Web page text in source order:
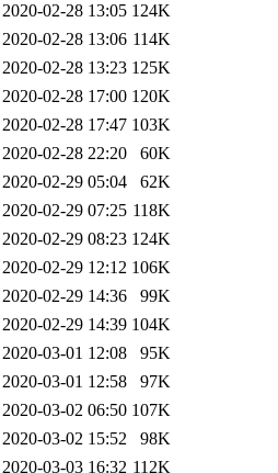
2020-02-28 13:05 124K
2020-02-28 13:06 114K
2020-02-28 13:23 125K
2020-02-28 17:00 120K
2020-02-28 17:47 103K
2020-02-28 22:20
60K
2020-02-29 05:04
62K
2020-02-29 07:25 118K
2020-02-29 08:23 124K
2020-02-29 12:12 106K
2020-02-29 14:36
99K
2020-02-29 14:39 104K
2020-03-01 12:08
95K
2020-03-01 12:58
97K
2020-03-02 06:50 107K
2020-03-02 15:52
98K
2020-03-03 16:32 112K